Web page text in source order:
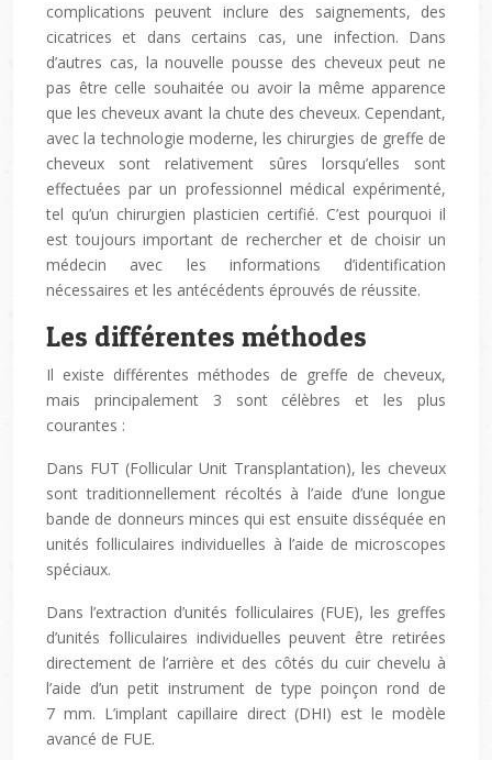
complications peuvent inclure des saignements, des
cicatrices et dans certains cas, une infection. Dans
d’autres cas, la nouvelle pousse des cheveux peut ne
pas être celle souhaitée ou avoir la même apparence
que les cheveux avant la chute des cheveux. Cependant,
avec la technologie moderne, les chirurgies de greffe de
cheveux sont relativement sûres lorsqu’elles sont
effectuées par un professionnel médical expérimenté,
tel qu’un chirurgien plasticien certifié. C’est pourquoi il
est toujours important de rechercher et de choisir un
médecin avec les informations d’identification
nécessaires et les antécédents éprouvés de réussite.
Les différentes méthodes
Il existe différentes méthodes de greffe de cheveux,
mais principalement 3 sont célèbres et les plus
courantes :
Dans FUT (Follicular Unit Transplantation), les cheveux
sont traditionnellement récoltés à l’aide d’une longue
bande de donneurs minces qui est ensuite disséquée en
unités folliculaires individuelles à l’aide de microscopes
spéciaux.
Dans l’extraction d’unités folliculaires (FUE), les greffes
d’unités folliculaires individuelles peuvent être retirées
directement de l’arrière et des côtés du cuir chevelu à
l’aide d’un petit instrument de type poinçon rond de
7 mm. L’implant capillaire direct (DHI) est le modèle
avancé de FUE.